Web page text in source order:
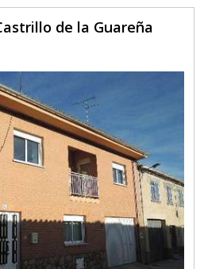
de la Guareña